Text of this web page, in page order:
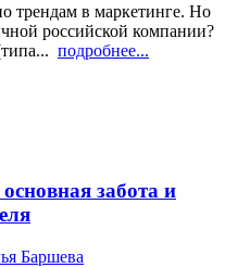
трендам в маркетинге. Но
российской компании?
подробнее...
забота и
Баршева